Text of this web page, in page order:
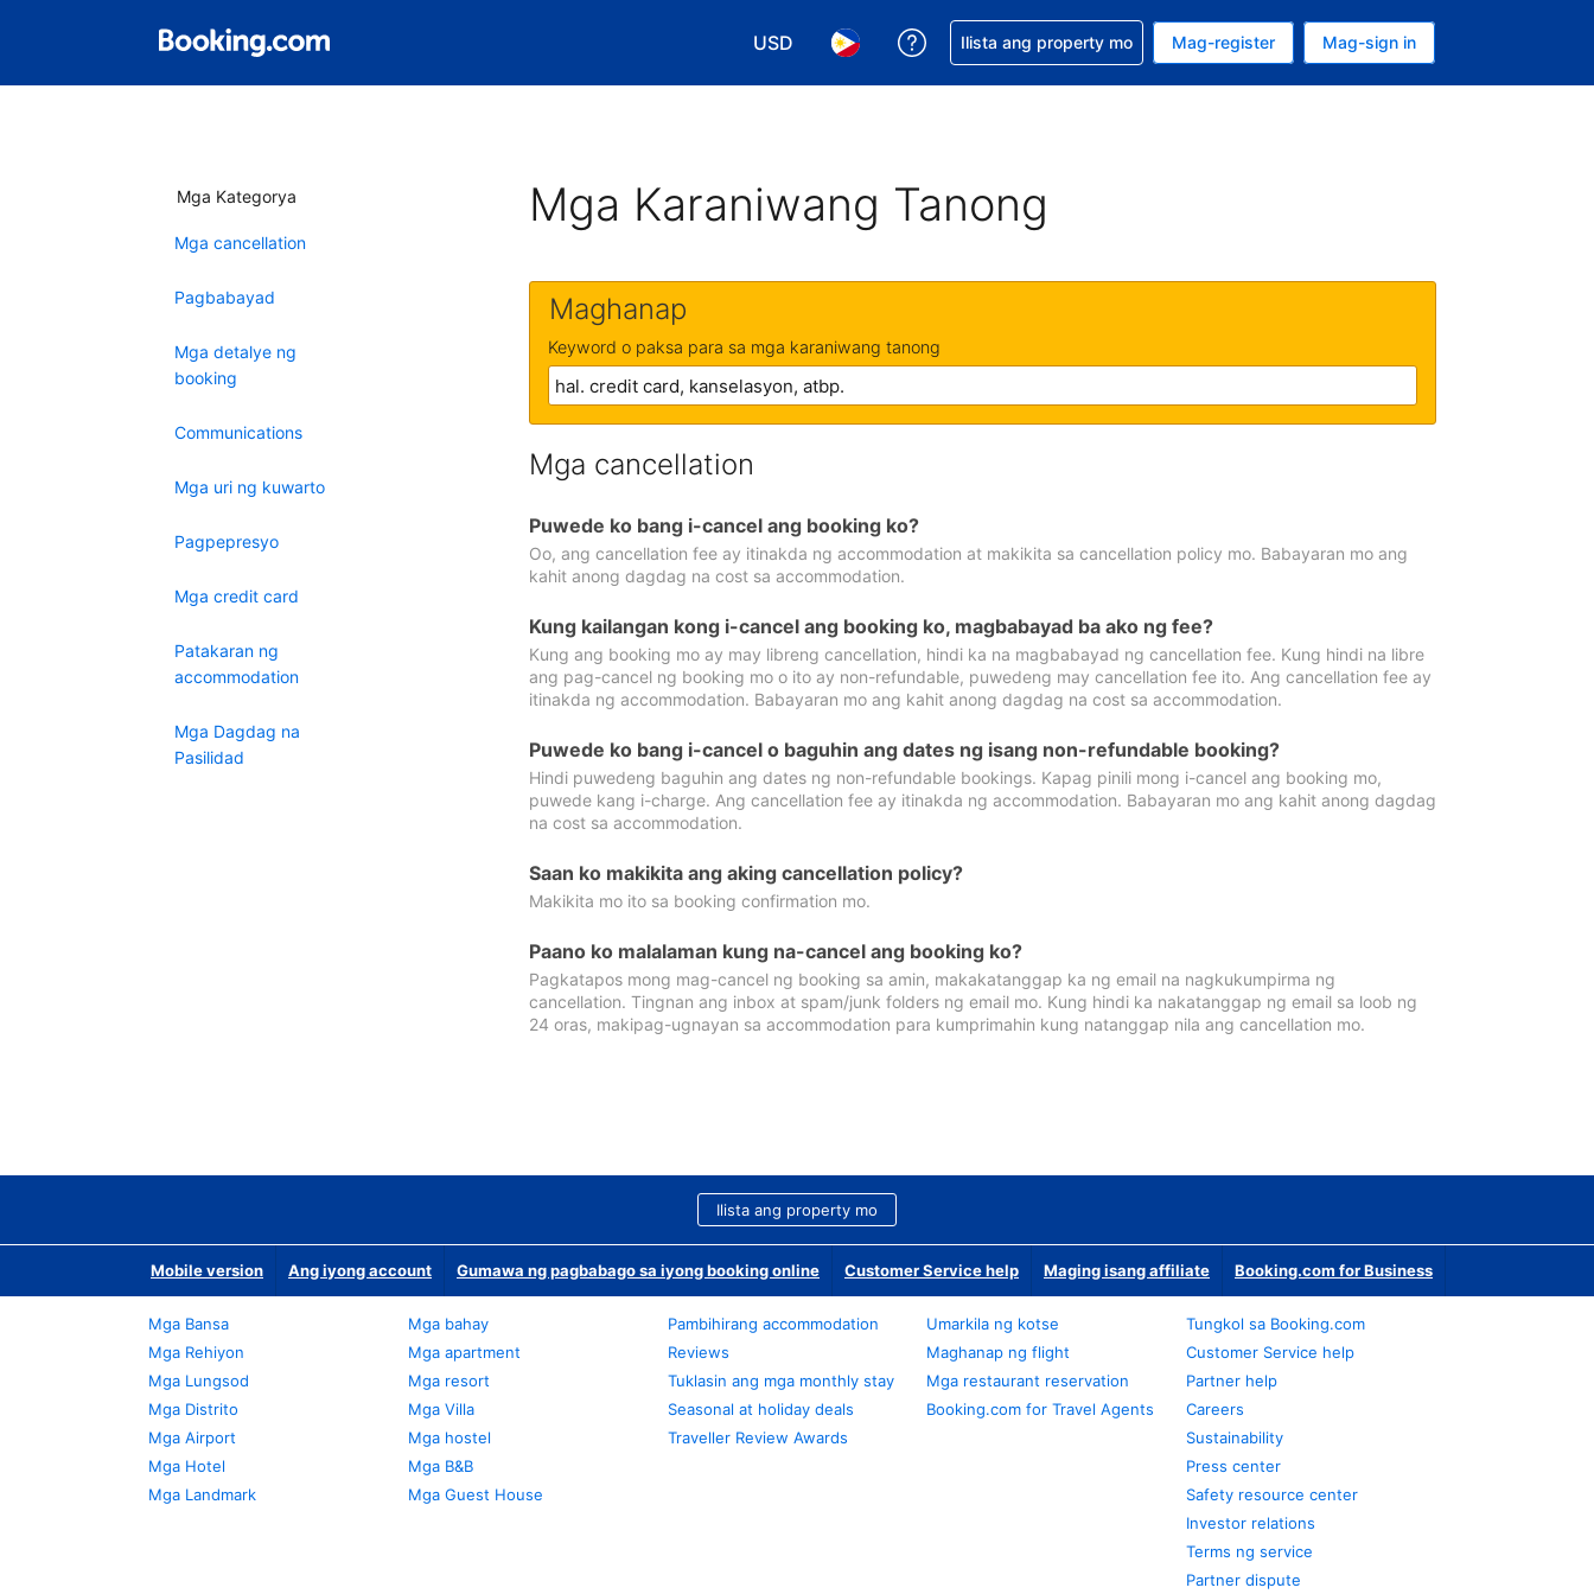
USD
Pumili ng currency mo. USD ang currency mo ngayon
Pumili ng wika mo. Filipino ang wika mo ngayon
Makakuha ng tulong sa reservation mo
Ilista ang property mo Mag-register Mag-sign in
Mga Kategorya
Mga cancellation
Pagbabayad
Mga detalye ng
booking
Communications
Mga uri ng kuwarto
Pagpepresyo
Mga credit card
Patakaran ng
accommodation
Mga Dagdag na
Pasilidad
Mga Karaniwang Tanong
Maghanap
Keyword o paksa para sa mga karaniwang tanong
Mga cancellation
Puwede ko bang i-cancel ang booking ko?
Oo, ang cancellation fee ay itinakda ng accommodation at makikita sa cancellation policy mo. Babayaran mo ang
kahit anong dagdag na cost sa accommodation.
Kung kailangan kong i-cancel ang booking ko, magbabayad ba ako ng fee?
Kung ang booking mo ay may libreng cancellation, hindi ka na magbabayad ng cancellation fee. Kung hindi na libre
ang pag-cancel ng booking mo o ito ay non-refundable, puwedeng may cancellation fee ito. Ang cancellation fee ay
itinakda ng accommodation. Babayaran mo ang kahit anong dagdag na cost sa accommodation.
Puwede ko bang i-cancel o baguhin ang dates ng isang non-refundable booking?
Hindi puwedeng baguhin ang dates ng non-refundable bookings. Kapag pinili mong i-cancel ang booking mo,
puwede kang i-charge. Ang cancellation fee ay itinakda ng accommodation. Babayaran mo ang kahit anong dagdag
na cost sa accommodation.
Saan ko makikita ang aking cancellation policy?
Makikita mo ito sa booking confirmation mo.
Paano ko malalaman kung na-cancel ang booking ko?
Pagkatapos mong mag-cancel ng booking sa amin, makakatanggap ka ng email na nagkukumpirma ng
cancellation. Tingnan ang inbox at spam/junk folders ng email mo. Kung hindi ka nakatanggap ng email sa loob ng
24 oras, makipag-ugnayan sa accommodation para kumprimahin kung natanggap nila ang cancellation mo.
Ilista ang property mo
Mobile version Ang iyong account Gumawa ng pagbabago sa iyong booking online Customer Service help Maging isang affiliate Booking.com for Business
Mga Bansa
Mga Rehiyon
Mga Lungsod
Mga Distrito
Mga Airport
Mga Hotel
Mga Landmark
Mga bahay
Mga apartment
Mga resort
Mga Villa
Mga hostel
Mga B&B
Mga Guest House
Pambihirang accommodation
Reviews
Tuklasin ang mga monthly stay
Seasonal at holiday deals
Traveller Review Awards
Umarkila ng kotse
Maghanap ng flight
Mga restaurant reservation
Booking.com for Travel Agents
Tungkol sa Booking.com
Customer Service help
Partner help
Careers
Sustainability
Press center
Safety resource center
Investor relations
Terms ng service
Partner dispute